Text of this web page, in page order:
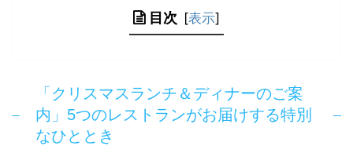
目次 [表示]
「クリスマスランチ＆ディナーのご案
内」5つのレストランがお届けする特別
なひととき